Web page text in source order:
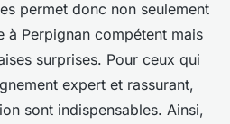
permet donc non seulement
à Perpignan compétent mais
surprises. Pour ceux qui
expert et rassurant,
sont indispensables. Ainsi,